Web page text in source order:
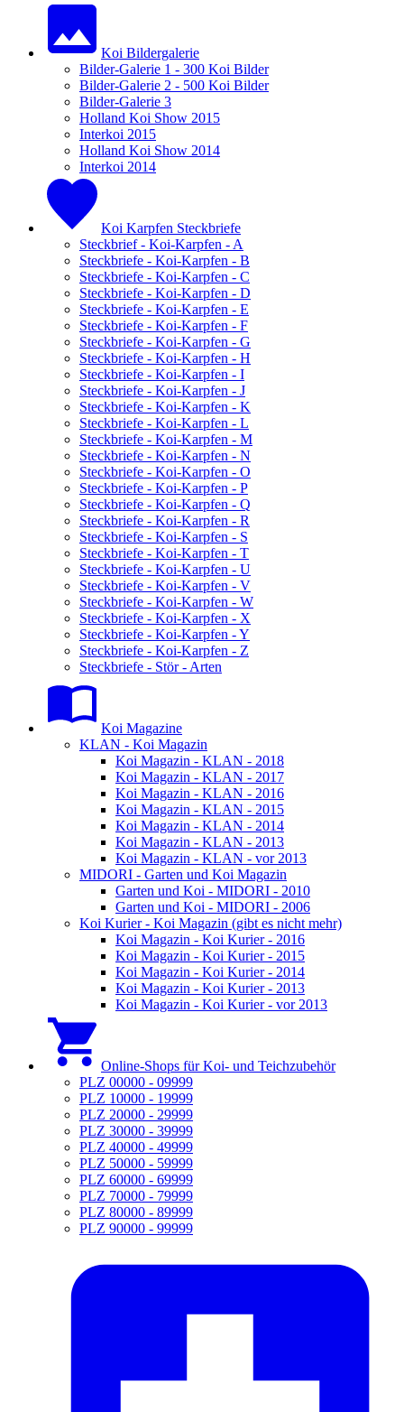
Koi Bildergalerie
Bilder-Galerie 1 - 300 Koi Bilder
Bilder-Galerie 2 - 500 Koi Bilder
Bilder-Galerie 3
Holland Koi Show 2015
Interkoi 2015
Holland Koi Show 2014
Interkoi 2014
Koi Karpfen Steckbriefe
Steckbrief - Koi-Karpfen - A
Steckbriefe - Koi-Karpfen - B
Steckbriefe - Koi-Karpfen - C
Steckbriefe - Koi-Karpfen - D
Steckbriefe - Koi-Karpfen - E
Steckbriefe - Koi-Karpfen - F
Steckbriefe - Koi-Karpfen - G
Steckbriefe - Koi-Karpfen - H
Steckbriefe - Koi-Karpfen - I
Steckbriefe - Koi-Karpfen - J
Steckbriefe - Koi-Karpfen - K
Steckbriefe - Koi-Karpfen - L
Steckbriefe - Koi-Karpfen - M
Steckbriefe - Koi-Karpfen - N
Steckbriefe - Koi-Karpfen - O
Steckbriefe - Koi-Karpfen - P
Steckbriefe - Koi-Karpfen - Q
Steckbriefe - Koi-Karpfen - R
Steckbriefe - Koi-Karpfen - S
Steckbriefe - Koi-Karpfen - T
Steckbriefe - Koi-Karpfen - U
Steckbriefe - Koi-Karpfen - V
Steckbriefe - Koi-Karpfen - W
Steckbriefe - Koi-Karpfen - X
Steckbriefe - Koi-Karpfen - Y
Steckbriefe - Koi-Karpfen - Z
Steckbriefe - Stör - Arten
Koi Magazine
KLAN - Koi Magazin
Koi Magazin - KLAN - 2018
Koi Magazin - KLAN - 2017
Koi Magazin - KLAN - 2016
Koi Magazin - KLAN - 2015
Koi Magazin - KLAN - 2014
Koi Magazin - KLAN - 2013
Koi Magazin - KLAN - vor 2013
MIDORI - Garten und Koi Magazin
Garten und Koi - MIDORI - 2010
Garten und Koi - MIDORI - 2006
Koi Kurier - Koi Magazin (gibt es nicht mehr)
Koi Magazin - Koi Kurier - 2016
Koi Magazin - Koi Kurier - 2015
Koi Magazin - Koi Kurier - 2014
Koi Magazin - Koi Kurier - 2013
Koi Magazin - Koi Kurier - vor 2013
Online-Shops für Koi- und Teichzubehör
PLZ 00000 - 09999
PLZ 10000 - 19999
PLZ 20000 - 29999
PLZ 30000 - 39999
PLZ 40000 - 49999
PLZ 50000 - 59999
PLZ 60000 - 69999
PLZ 70000 - 79999
PLZ 80000 - 89999
PLZ 90000 - 99999